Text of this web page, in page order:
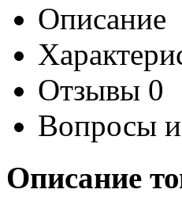
Описание
Отзывы 0
Вопросы
Описание